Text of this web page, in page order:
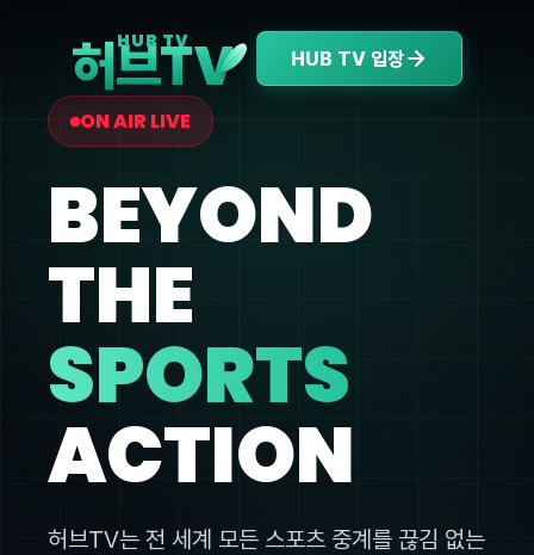
HUB TV
허브TV HUB TV 입장
ON AIR LIVE
BEYOND
THE
SPORTS
ACTION
허브TV는 전 세계 모든 스포츠 중계를 끊김 없는